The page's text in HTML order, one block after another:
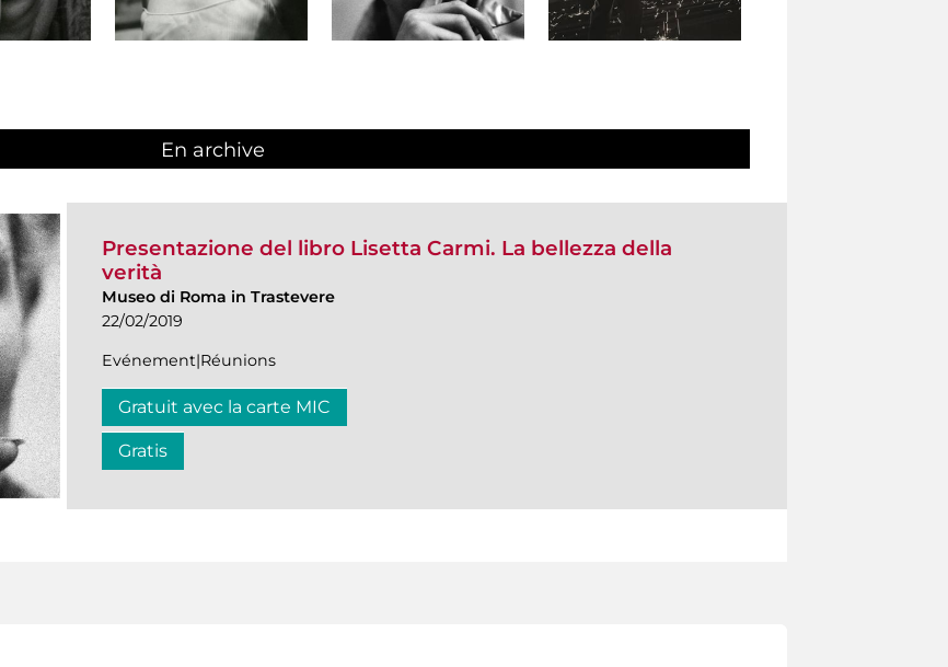
En archive
Presentazione del libro Lisetta Carmi. La bellezza della
verità
Museo di Roma in Trastevere
22/02/2019
Evénement|Réunions
Gratuit avec la carte MIC
Gratis